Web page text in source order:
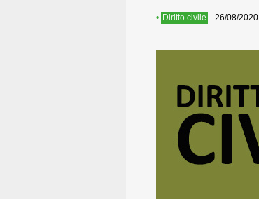
• Diritto civile - 26/08/2020